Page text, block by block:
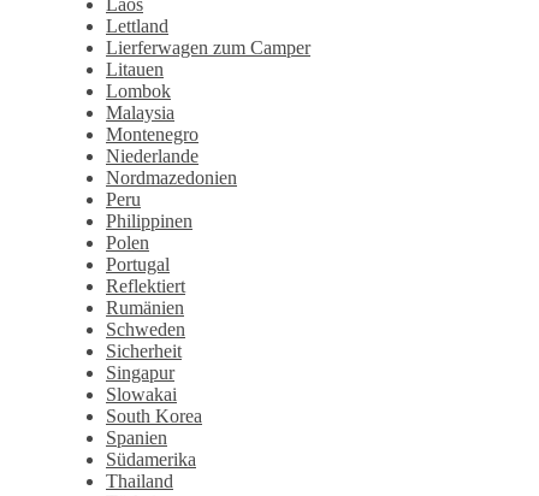
Lettland
Lierferwagen zum Camper
Litauen
Lombok
Malaysia
Montenegro
Niederlande
Nordmazedonien
Peru
Philippinen
Polen
Portugal
Reflektiert
Rumänien
Schweden
Sicherheit
Singapur
Slowakai
South Korea
Spanien
Südamerika
Thailand